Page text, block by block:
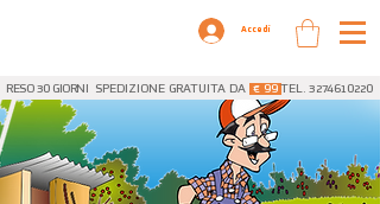
Accedi
RESO 30 GIORNI SPEDIZIONE GRATUITA DA € 99TEL. 3274610220